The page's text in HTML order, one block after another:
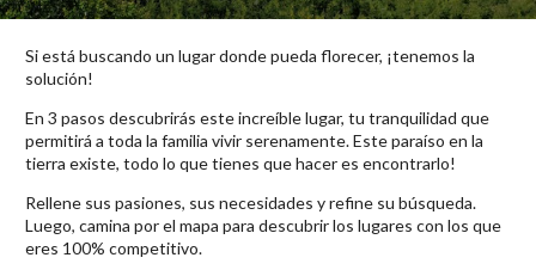
Si está buscando un lugar donde pueda florecer, ¡tenemos la
solución!
En 3 pasos descubrirás este increíble lugar, tu tranquilidad que
permitirá a toda la familia vivir serenamente. Este paraíso en la
tierra existe, todo lo que tienes que hacer es encontrarlo!
Rellene sus pasiones, sus necesidades y refine su búsqueda.
Luego, camina por el mapa para descubrir los lugares con los que
eres 100% competitivo.